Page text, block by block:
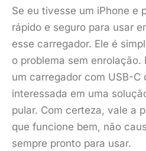
Se eu tivesse um iPhone e
rápido e seguro para usar
esse carregador. Ele é
o problema sem
um carregador com USB-C
interessada em uma
pular. Com certeza, vale a
que funcione bem, não
sempre pronto para usar.